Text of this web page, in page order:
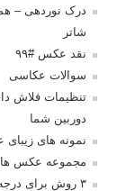
شاتر
نقد عکس #۹۹
سوالات عکاسی
تنظیمات فلاش
دوربین شما
نمونه های
مجموعه عکس
۳ روش برای درجه بندی و تنظیم دقیق رنگ در فتوشاپ